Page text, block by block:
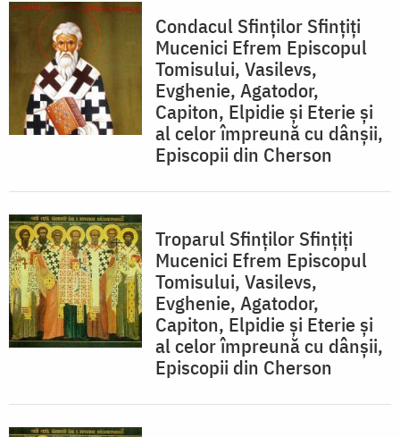
Condacul Sfinţilor Sfinţiţi
Mucenici Efrem Episcopul
Tomisului, Vasilevs,
Evghenie, Agatodor,
Capiton, Elpidie şi Eterie şi
al celor împreună cu dânşii,
Episcopii din Cherson
Troparul Sfinţilor Sfinţiţi
Mucenici Efrem Episcopul
Tomisului, Vasilevs,
Evghenie, Agatodor,
Capiton, Elpidie şi Eterie şi
al celor împreună cu dânşii,
Episcopii din Cherson